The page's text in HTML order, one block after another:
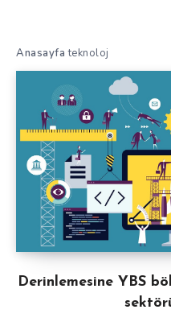
Anasayfa teknoloj
Derinlemesine YBS